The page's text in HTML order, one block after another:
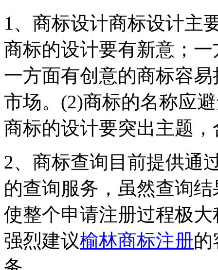
1、商标设计商标设计主
商标的设计要有新意；
一方面有创意的商标容
市场。(2)商标的名称应
商标的设计要突出主题
2、商标查询目前提供通
的查询服务，虽然查询
使整个申请注册过程极
强烈建议榆林商标注册的